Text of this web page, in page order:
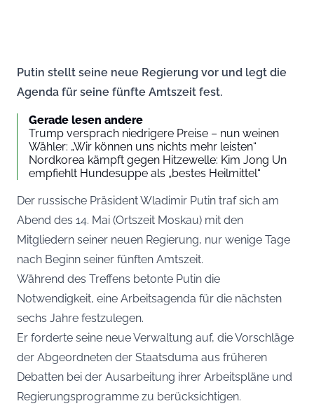
Putin stellt seine neue Regierung vor und legt die
Agenda für seine fünfte Amtszeit fest.
Gerade lesen andere
Trump versprach niedrigere Preise – nun weinen
Wähler: „Wir können uns nichts mehr leisten“
Nordkorea kämpft gegen Hitzewelle: Kim Jong Un
empfiehlt Hundesuppe als „bestes Heilmittel“
Der russische Präsident Wladimir Putin traf sich am
Abend des 14. Mai (Ortszeit Moskau) mit den
Mitgliedern seiner neuen Regierung, nur wenige Tage
nach Beginn seiner fünften Amtszeit.
Während des Treffens betonte Putin die
Notwendigkeit, eine Arbeitsagenda für die nächsten
sechs Jahre festzulegen.
Er forderte seine neue Verwaltung auf, die Vorschläge
der Abgeordneten der Staatsduma aus früheren
Debatten bei der Ausarbeitung ihrer Arbeitspläne und
Regierungsprogramme zu berücksichtigen.